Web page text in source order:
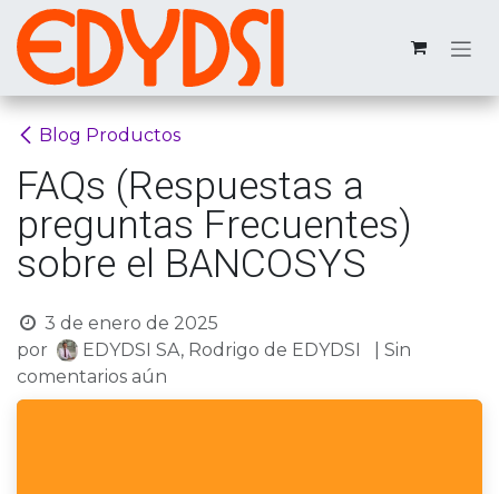
Ir al contenido
Blog Productos
FAQs (Respuestas a
preguntas Frecuentes)
sobre el BANCOSYS
3 de enero de 2025
por
EDYDSI SA, Rodrigo de EDYDSI
| Sin
comentarios aún